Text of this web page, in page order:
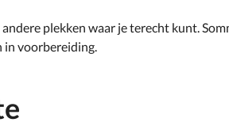
plekken waar je terecht kunt.
in voorbereiding.